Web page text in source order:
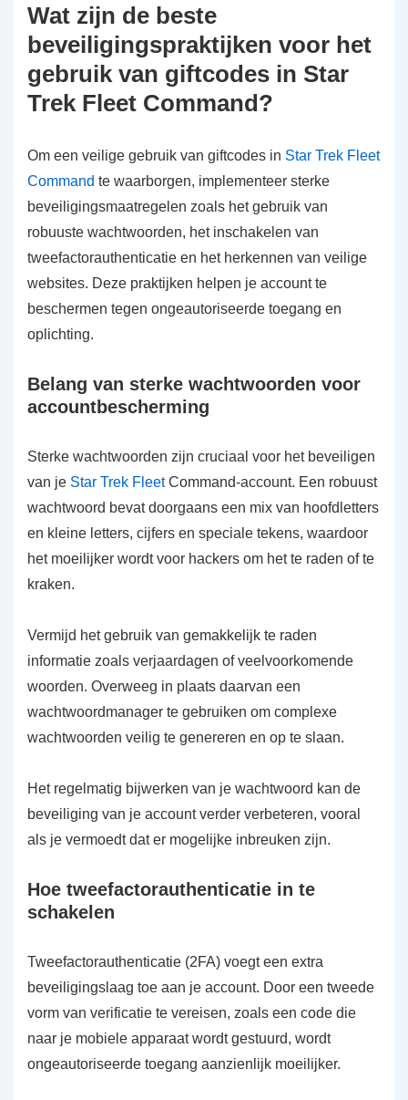
Wat zijn de beste
beveiligingspraktijken voor het
gebruik van giftcodes in Star
Trek Fleet Command?
Om een veilige gebruik van giftcodes in Star Trek Fleet
Command te waarborgen, implementeer sterke
beveiligingsmaatregelen zoals het gebruik van
robuuste wachtwoorden, het inschakelen van
tweefactorauthenticatie en het herkennen van veilige
websites. Deze praktijken helpen je account te
beschermen tegen ongeautoriseerde toegang en
oplichting.
Belang van sterke wachtwoorden voor
accountbescherming
Sterke wachtwoorden zijn cruciaal voor het beveiligen
van je Star Trek FleetCommand-account. Een robuust
wachtwoord bevat doorgaans een mix van hoofdletters
en kleine letters, cijfers en speciale tekens, waardoor
het moeilijker wordt voor hackers om het te raden of te
kraken.
Vermijd het gebruik van gemakkelijk te raden
informatie zoals verjaardagen of veelvoorkomende
woorden. Overweeg in plaats daarvan een
wachtwoordmanager te gebruiken om complexe
wachtwoorden veilig te genereren en op te slaan.
Het regelmatig bijwerken van je wachtwoord kan de
beveiliging van je account verder verbeteren, vooral
als je vermoedt dat er mogelijke inbreuken zijn.
Hoe tweefactorauthenticatie in te
schakelen
Tweefactorauthenticatie (2FA) voegt een extra
beveiligingslaag toe aan je account. Door een tweede
vorm van verificatie te vereisen, zoals een code die
naar je mobiele apparaat wordt gestuurd, wordt
ongeautoriseerde toegang aanzienlijk moeilijker.